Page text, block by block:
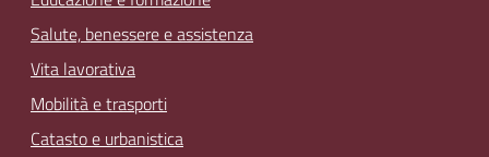
Salute, benessere e assistenza
Vita lavorativa
Mobilità e trasporti
Catasto e urbanistica